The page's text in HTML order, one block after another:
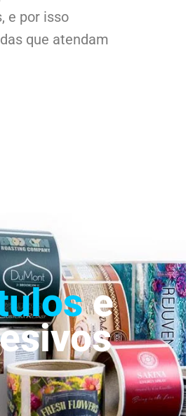
e por isso
que atendam
e